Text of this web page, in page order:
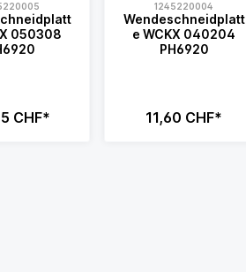
CHF*
1245220004
Wendeschneidplatt
e WCKX 040204
PH6920
11,60 CHF*